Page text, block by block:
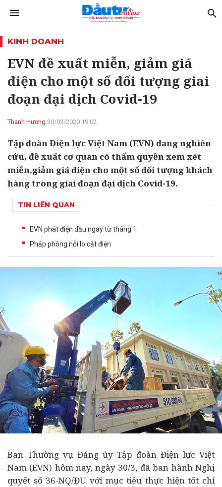
KINH DOANH
EVN đề xuất miễn, giảm giá
điện cho một số đối tượng giai
đoạn đại dịch Covid-19
Thanh Hương 30/03/2020 19:02
Tập đoàn Điện lực Việt Nam (EVN) đang nghiên
cứu, đề xuất cơ quan có thẩm quyền xem xét
miễn,giảm giá điện cho một số đối tượng khách
hàng trong giai đoạn đại dịch Covid-19.
TIN LIÊN QUAN
EVN phát điện dầu ngay từ tháng 1
Phập phồng nỗi lo cắt điện
Ban Thường vụ Đảng ủy Tập đoàn Điện lực Việt
Nam (EVN) hôm nay, ngày 30/3, đã ban hành Nghị
quyết số 36-NQ/ĐU với mục tiêu thực hiện tốt chỉ